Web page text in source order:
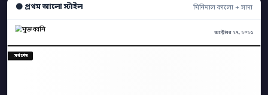
⚫ প্রথম আলো স্টাইল মিনিমাল কালো + সাদা
অক্টোবর ২৭, ২০২৫
সর্বশেষ